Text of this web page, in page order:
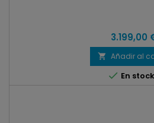
3.199,00
 Añadir al
 En stock